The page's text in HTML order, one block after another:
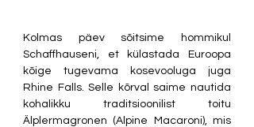
Kolmas päev sõitsime hommikul
Schaffhauseni, et külastada Euroopa
kõige tugevama kosevooluga juga
Rhine Falls. Selle kõrval saime nautida
kohalikku traditsioonilist toitu
Älplermagronen (Alpine Macaroni), mis